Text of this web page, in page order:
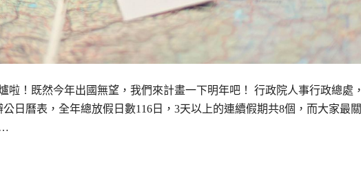
啦！既然今年出國無望，我們來計畫一下明年吧！ 行政院人事行政總處，
日曆表，全年總放假日數116日，3天以上的連續假期共8個，而大家最關